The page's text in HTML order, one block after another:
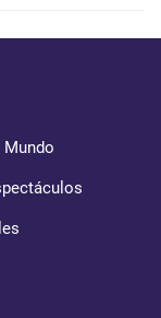
Mundo